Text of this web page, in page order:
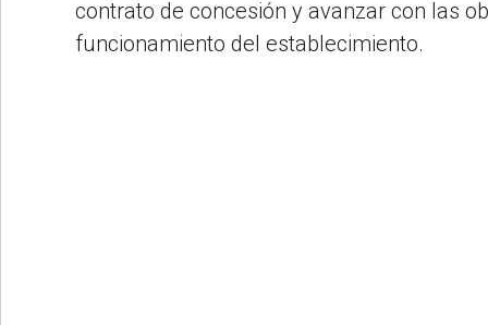
contrato de concesión y avanzar con las
funcionamiento del establecimiento.